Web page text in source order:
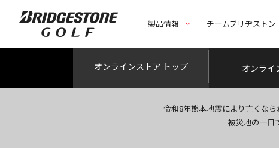
製品情報 チームブリヂストン
オンラインストア トップ オンライ
令和8年熊本地震により亡くな
被災地の一日